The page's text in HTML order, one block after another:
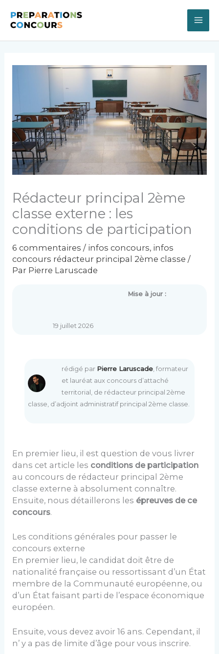
contenu
Rédacteur principal 2ème
classe externe : les
conditions de participation
6 commentaires / infos concours, infos
concours rédacteur principal 2ème classe /
Par Pierre Laruscade
Mise à jour :
19 juillet 2026
rédigé par Pierre Laruscade, formateur
et lauréat aux concours d’attaché
territorial, de rédacteur principal 2ème
classe, d’adjoint administratif principal 2ème classe.
En premier lieu, il est question de vous livrer
dans cet article les conditions de participation
au concours de rédacteur principal 2ème
classe externe à absolument connaître.
Ensuite, nous détaillerons les épreuves de ce
concours.
Les conditions générales pour passer le
concours externe
En premier lieu, le candidat doit être de
nationalité française ou ressortissant d’un État
membre de la Communauté européenne, ou
d’un État faisant parti de l’espace économique
européen.
Ensuite, vous devez avoir 16 ans. Cependant, il
n’ y a pas de limite d’âge pour vous inscrire.